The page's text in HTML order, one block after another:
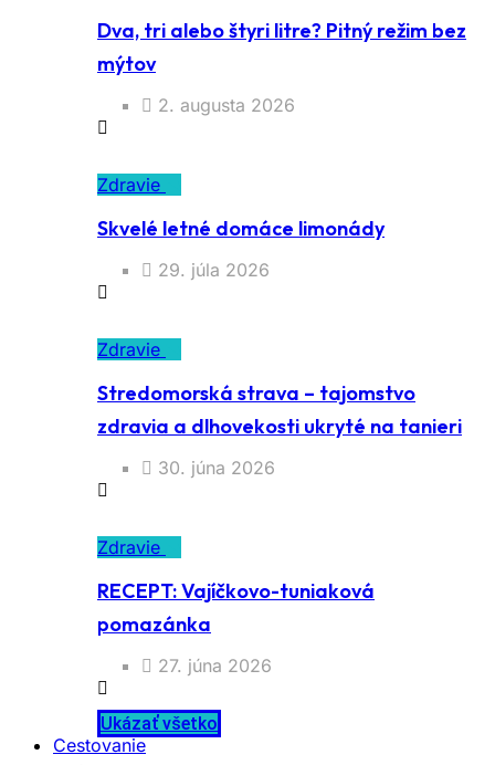
Dva, tri alebo štyri litre? Pitný režim bez
mýtov
2. augusta 2026
Zdravie
Skvelé letné domáce limonády
29. júla 2026
Zdravie
Stredomorská strava – tajomstvo
zdravia a dlhovekosti ukryté na tanieri
30. júna 2026
Zdravie
RECEPT: Vajíčkovo-tuniaková
pomazánka
27. júna 2026
Ukázať všetko
Cestovanie